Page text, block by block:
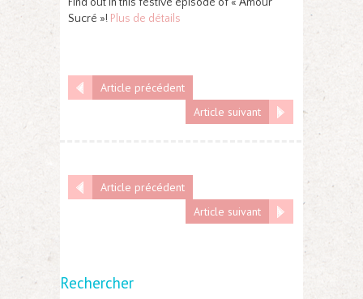
Sucré »! Plus de détails
Article précédent
Article suivant
Article précédent
Article suivant
Rechercher